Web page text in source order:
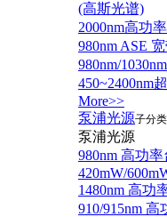
(高斯光谱)
2000nm高功
980nm ASE
980nm/
450~2400nm
More>>
泵浦光源子分类
泵浦光源
980nm 高功
420mW/
1480nm 高功
910/915nm